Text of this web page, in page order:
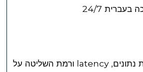
הבחירה ביניהם תלויה לא רק ביכולות טכנולוגיות, אלא גם בדרישות רגולטוריות, זמינות נתונים, latency ורמת השליטה על